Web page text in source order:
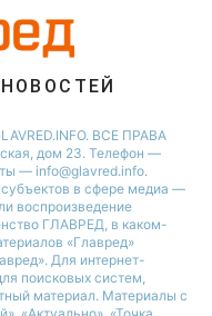
ВСЕ ПРАВА
дом 23. Телефон —
— info@glavred.info.
в сфере медиа —
воспроизведение
ГЛАВРЕД, в каком-
«Главред»
Для интернет-
поисковых систем,
материал. Материалы с